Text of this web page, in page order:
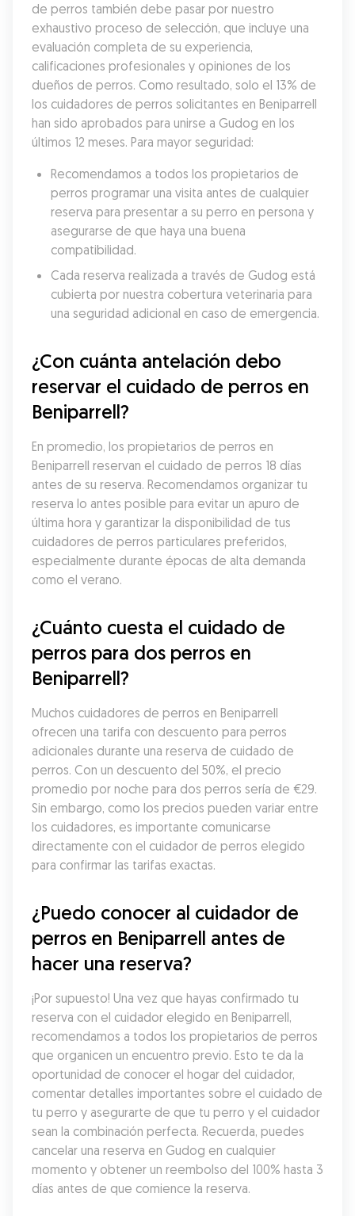
de perros también debe pasar por nuestro
exhaustivo proceso de selección, que incluye una
evaluación completa de su experiencia,
calificaciones profesionales y opiniones de los
dueños de perros. Como resultado, solo el 13% de
los cuidadores de perros solicitantes en Beniparrell
han sido aprobados para unirse a Gudog en los
últimos 12 meses. Para mayor seguridad:
Recomendamos a todos los propietarios de
perros programar una visita antes de cualquier
reserva para presentar a su perro en persona y
asegurarse de que haya una buena
compatibilidad.
Cada reserva realizada a través de Gudog está
cubierta por nuestra cobertura veterinaria para
una seguridad adicional en caso de emergencia.
¿Con cuánta antelación debo
reservar el cuidado de perros en
Beniparrell?
En promedio, los propietarios de perros en
Beniparrell reservan el cuidado de perros 18 días
antes de su reserva. Recomendamos organizar tu
reserva lo antes posible para evitar un apuro de
última hora y garantizar la disponibilidad de tus
cuidadores de perros particulares preferidos,
especialmente durante épocas de alta demanda
como el verano.
¿Cuánto cuesta el cuidado de
perros para dos perros en
Beniparrell?
Muchos cuidadores de perros en Beniparrell
ofrecen una tarifa con descuento para perros
adicionales durante una reserva de cuidado de
perros. Con un descuento del 50%, el precio
promedio por noche para dos perros sería de €29.
Sin embargo, como los precios pueden variar entre
los cuidadores, es importante comunicarse
directamente con el cuidador de perros elegido
para confirmar las tarifas exactas.
¿Puedo conocer al cuidador de
perros en Beniparrell antes de
hacer una reserva?
¡Por supuesto! Una vez que hayas confirmado tu
reserva con el cuidador elegido en Beniparrell,
recomendamos a todos los propietarios de perros
que organicen un encuentro previo. Esto te da la
oportunidad de conocer el hogar del cuidador,
comentar detalles importantes sobre el cuidado de
tu perro y asegurarte de que tu perro y el cuidador
sean la combinación perfecta. Recuerda, puedes
cancelar una reserva en Gudog en cualquier
momento y obtener un reembolso del 100% hasta 3
días antes de que comience la reserva.